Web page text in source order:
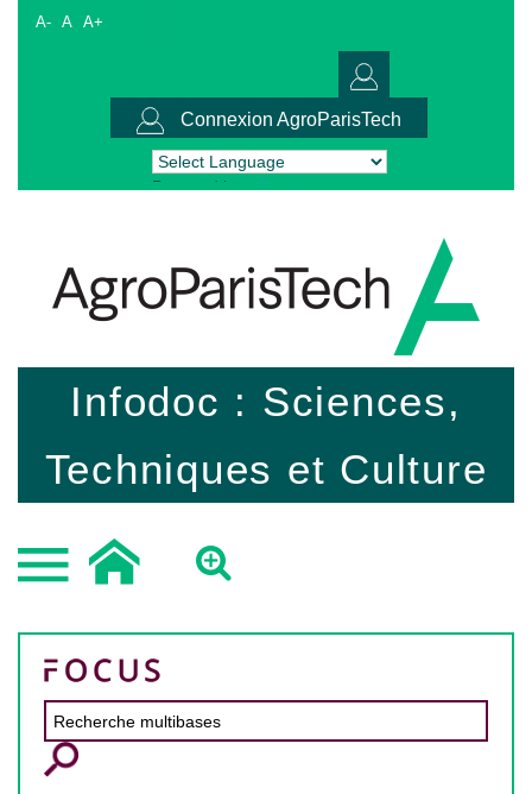
A- A A+
Connexion AgroParisTech
Powered by Translate
Infodoc : Sciences,
Techniques et Culture